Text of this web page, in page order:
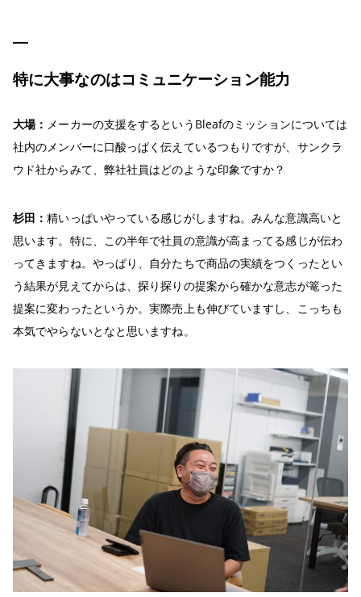
特に大事なのはコミュニケーション能力
大場： メーカーの支援をするというBleafのミッションについては
社内のメンバーに口酸っぱく伝えているつもりですが、サンクラ
ウド社からみて、弊社社員はどのような印象ですか？
杉田：精いっぱいやっている感じがしますね。みんな意識高いと
思います。特に、この半年で社員の意識が高まってる感じが伝わ
ってきますね。やっぱり、自分たちで商品の実績をつくったとい
う結果が見えてからは、探り探りの提案から確かな意志が篭った
提案に変わったというか。実際売上も伸びていますし、こっちも
本気でやらないとなと思いますね。